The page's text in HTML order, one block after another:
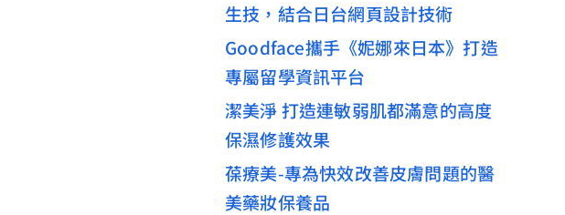
生技，結合日台網頁設計技術
Goodface攜手《妮娜來日本》打造
專屬留學資訊平台
潔美淨 打造連敏弱肌都滿意的高度
保濕修護效果
葆療美-專為快效改善皮膚問題的醫
美藥妝保養品